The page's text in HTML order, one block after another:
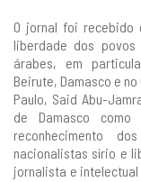
O jornal foi recebido
liberdade dos
árabes, em
Beirute, Damasco e
Paulo, Said Abu-
de Damasco como
reconhecimento
nacionalistas sírio e
jornalista e